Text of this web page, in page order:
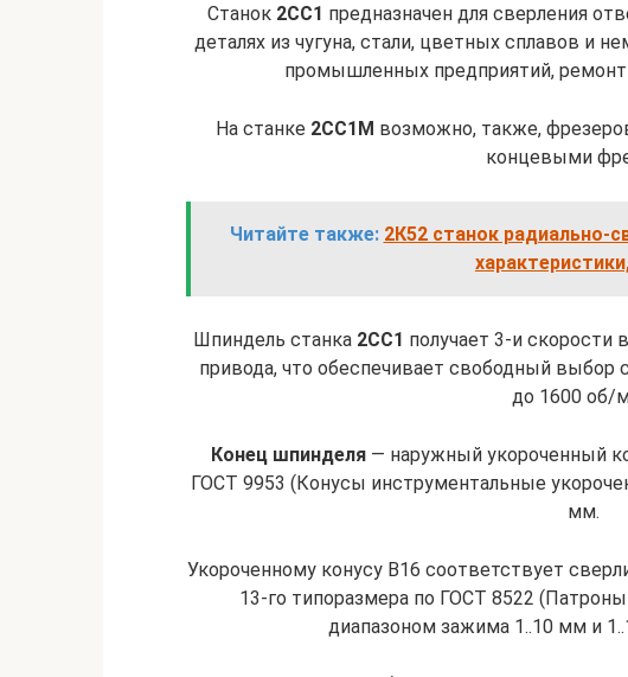
Станок 2СС1 предназначен для сверления
деталях из чугуна, стали, цветных сплавов и
промышленных предприятий,
На станке 2СС1М возможно, также,
концевыми
Читайте также: 2К52 станок радиально-
Шпиндель станка 2СС1 получает 3-и скорости
привода, что обеспечивает свободный выбор
до 1600 об/
Конец шпинделя — наружный укороченный
ГОСТ 9953 (Конусы инструментальные
мм.
Укороченному конусу В16 соответствует
13-го типоразмера по ГОСТ 8522
диапазоном зажима 1..10 мм и